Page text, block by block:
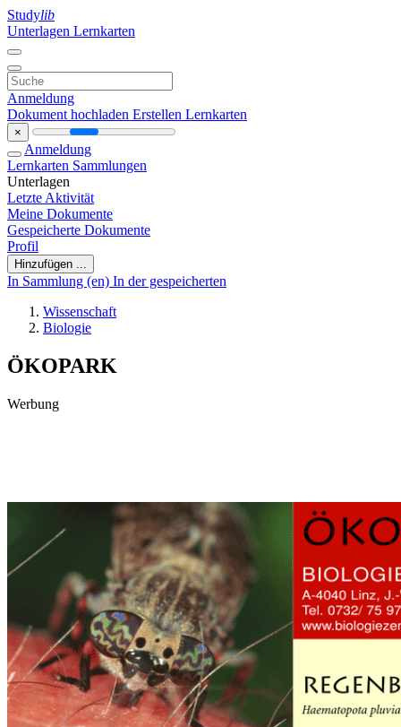
Studylib
Unterlagen Lernkarten
Anmeldung
Dokument hochladen Erstellen Lernkarten
×
Anmeldung
Lernkarten Sammlungen
Unterlagen
Letzte Aktivität
Meine Dokumente
Gespeicherte Dokumente
Profil
Hinzufügen ...
In Sammlung (en) In der gespeicherten
Wissenschaft
Biologie
ÖKOPARK
Werbung